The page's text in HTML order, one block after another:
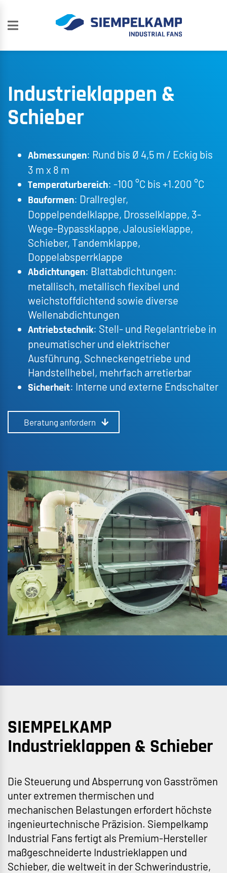
Industrieklappen &
Schieber
Abmessungen: Rund bis Ø 4,5 m / Eckig bis
3 m x 8 m
Temperaturbereich: -100 °C bis +1.200 °C
Bauformen: Drallregler,
Doppelpendelklappe, Drosselklappe, 3-
Wege-Bypassklappe, Jalousieklappe,
Schieber, Tandemklappe,
Doppelabsperrklappe
Abdichtungen: Blattabdichtungen:
metallisch, metallisch flexibel und
weichstoffdichtend sowie diverse
Wellenabdichtungen
Antriebstechnik: Stell- und Regelantriebe in
pneumatischer und elektrischer
Ausführung, Schneckengetriebe und
Handstellhebel, mehrfach arretierbar
Sicherheit: Interne und externe Endschalter
Beratung anfordern
SIEMPELKAMP
Industrieklappen & Schieber
Die Steuerung und Absperrung von Gasströmen
unter extremen thermischen und
mechanischen Belastungen erfordert höchste
ingenieurtechnische Präzision. Siempelkamp
Industrial Fans fertigt als Premium-Hersteller
maßgeschneiderte Industrieklappen und
Schieber, die weltweit in der Schwerindustrie,